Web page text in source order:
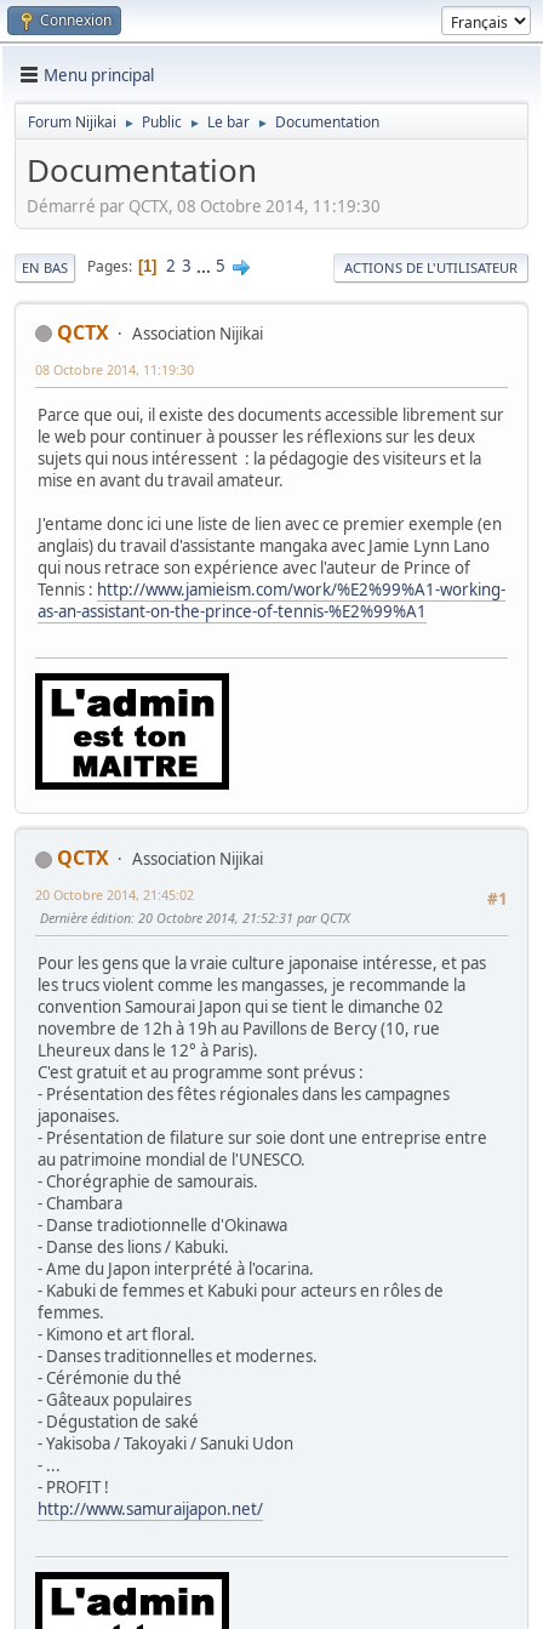
Connexion
Menu principal
Forum Nijikai ► Public ► Le bar ► Documentation
Documentation
Démarré par QCTX, 08 Octobre 2014, 11:19:30
EN BAS Pages 1 2 3 ... 5 ACTIONS DE L'UTILISATEUR
QCTX Association Nijikai
08 Octobre 2014, 11:19:30
Parce que oui, il existe des documents accessible librement sur
le web pour continuer à pousser les réflexions sur les deux
sujets qui nous intéressent : la pédagogie des visiteurs et la
mise en avant du travail amateur.
J'entame donc ici une liste de lien avec ce premier exemple (en
anglais) du travail d'assistante mangaka avec Jamie Lynn Lano
qui nous retrace son expérience avec l'auteur de Prince of
Tennis : http://www.jamieism.com/work/%E2%99%A1-working-
as-an-assistant-on-the-prince-of-tennis-%E2%99%A1
QCTX
Association Nijikai
#1
20 Octobre 2014, 21:45:02
Dernière édition: 20 Octobre 2014, 21:52:31 par QCTX
Pour les gens que la vraie culture japonaise intéresse, et pas
les trucs violent comme les mangasses, je recommande la
convention Samourai Japon qui se tient le dimanche 02
novembre de 12h à 19h au Pavillons de Bercy (10, rue
Lheureux dans le 12° à Paris).
C'est gratuit et au programme sont prévus :
- Présentation des fêtes régionales dans les campagnes
japonaises.
- Présentation de filature sur soie dont une entreprise entre
au patrimoine mondial de l'UNESCO.
- Chorégraphie de samourais.
- Chambara
- Danse tradiotionnelle d'Okinawa
- Danse des lions / Kabuki.
- Ame du Japon interprété à l'ocarina.
- Kabuki de femmes et Kabuki pour acteurs en rôles de
femmes.
- Kimono et art floral.
- Danses traditionnelles et modernes.
- Cérémonie du thé
- Gâteaux populaires
- Dégustation de saké
- Yakisoba / Takoyaki / Sanuki Udon
- ...
- PROFIT !
http://www.samuraijapon.net/